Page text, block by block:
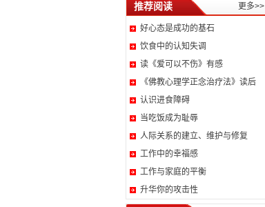
更多>>
推荐阅读
好心态是成功的基石
饮食中的认知失调
读《爱可以不伤》有感
《佛教心理学正念治疗法》读后
认识进食障碍
当吃饭成为耻辱
人际关系的建立、维护与修复
工作中的幸福感
工作与家庭的平衡
升华你的攻击性